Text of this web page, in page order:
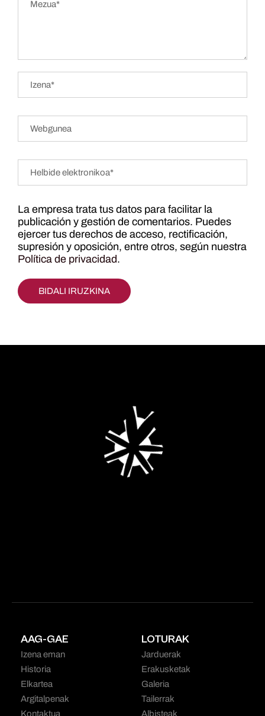
La empresa trata tus datos para facilitar la
publicación y gestión de comentarios. Puedes
ejercer tus derechos de acceso, rectificación,
supresión y oposición, entre otros, según nuestra
Política de privacidad.
AAG-GAE
Izena eman
Historia
Elkartea
Argitalpenak
Kontaktua
LOTURAK
Jarduerak
Erakusketak
Galeria
Tailerrak
Albisteak